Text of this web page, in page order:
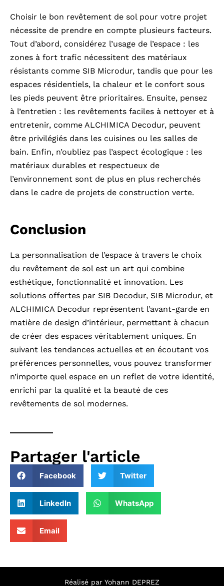
Choisir le bon revêtement de sol pour votre projet
nécessite de prendre en compte plusieurs facteurs.
Tout d’abord, considérez l’usage de l’espace : les
zones à fort trafic nécessitent des matériaux
résistants comme SIB Microdur, tandis que pour les
espaces résidentiels, la chaleur et le confort sous
les pieds peuvent être prioritaires. Ensuite, pensez
à l’entretien : les revêtements faciles à nettoyer et à
entretenir, comme ALCHIMICA Decodur, peuvent
être privilégiés dans les cuisines ou les salles de
bain. Enfin, n’oubliez pas l’aspect écologique : les
matériaux durables et respectueux de
l’environnement sont de plus en plus recherchés
dans le cadre de projets de construction verte.
Conclusion
La personnalisation de l’espace à travers le choix
du revêtement de sol est un art qui combine
esthétique, fonctionnalité et innovation. Les
solutions offertes par SIB Decodur, SIB Microdur, et
ALCHIMICA Decodur représentent l’avant-garde en
matière de design d’intérieur, permettant à chacun
de créer des espaces véritablement uniques. En
suivant les tendances actuelles et en écoutant vos
préférences personnelles, vous pouvez transformer
n’importe quel espace en un reflet de votre identité,
enrichi par la qualité et la beauté de ces
revêtements de sol modernes.
Partager l'article
Facebook Twitter
LinkedIn WhatsApp
Email
Réalisé par Yohann DEPREZ